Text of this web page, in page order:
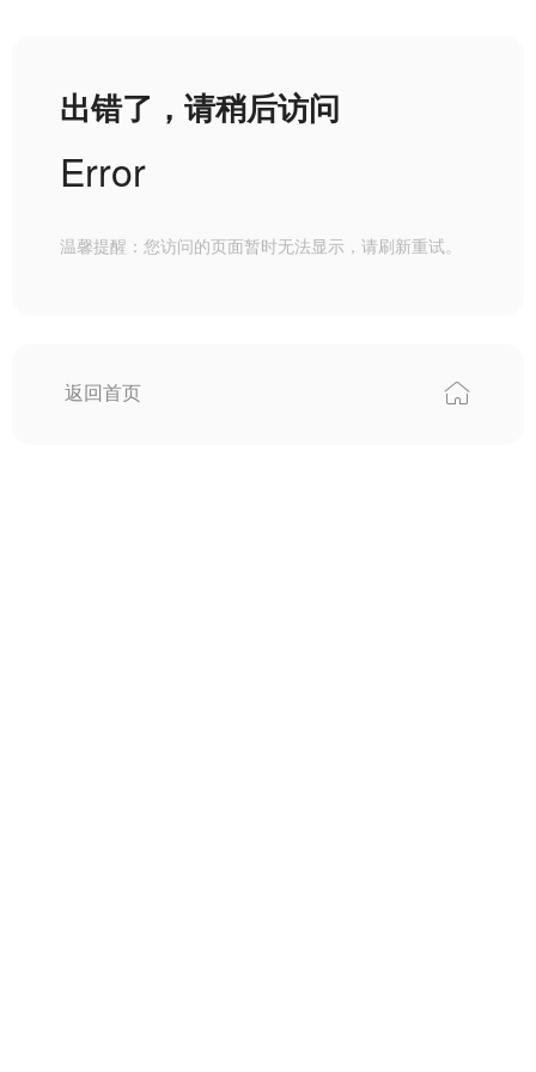
出错了，请稍后访问
Error
温馨提醒：您访问的页面暂时无法显示，请刷新重试。
返回首页